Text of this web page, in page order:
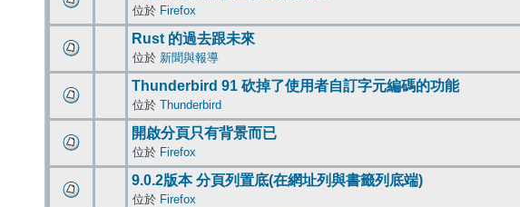
位於 Firefox
Rust 的過去跟未來
位於 新聞與報導
Thunderbird 91 砍掉了使用者自訂字元編碼的功能
位於 Thunderbird
開啟分頁只有背景而已
位於 Firefox
9.0.2版本 分頁列置底(在網址列與書籤列底端)
位於 Firefox